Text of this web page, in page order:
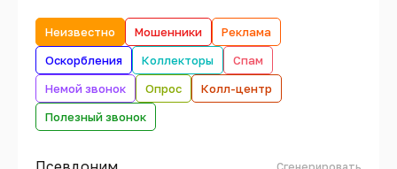
Неизвестно Мошенники
Реклама
Оскорбления
Коллекторы
Спам
Немой звонок
Опрос
Колл-центр
Полезный звонок
Сгенерировать